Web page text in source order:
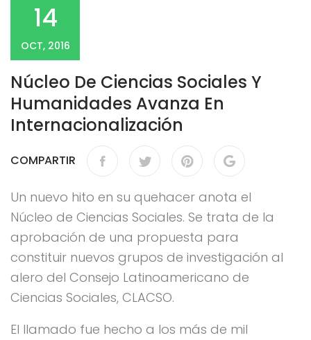
Núcleo De Ciencias Sociales Y
Humanidades Avanza En
Internacionalización
14
OCT, 2016
COMPARTIR
Un nuevo hito en su quehacer anota el
Núcleo de Ciencias Sociales. Se trata de la
aprobación de una propuesta para
constituir nuevos grupos de investigación al
alero del Consejo Latinoamericano de
Ciencias Sociales, CLACSO.
El llamado fue hecho a los más de mil